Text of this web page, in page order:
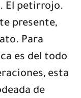
El petirrojo.
presente,
Para
es del todo
esta
de